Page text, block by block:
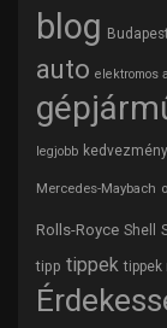
blog Budapest
auto elektromos
legjobb
Mercedes-Maybach
Rolls-Royce Shell
tipp tippek tippek